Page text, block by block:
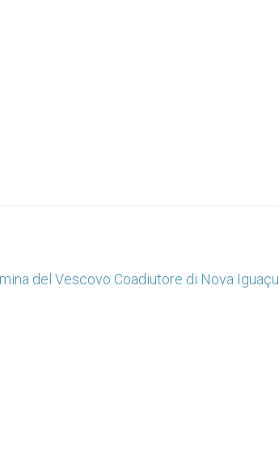
del Vescovo Coadiutore di Nova Iguaçu